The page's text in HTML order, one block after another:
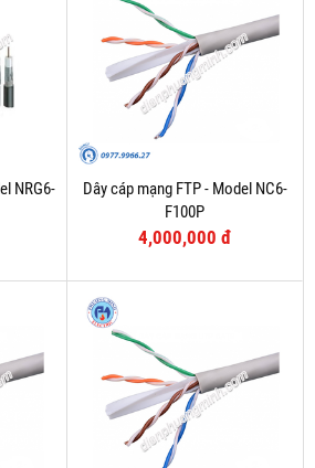
NRG6-
Dây cáp mạng FTP - Model NC6-
F100P
4,000,000 đ